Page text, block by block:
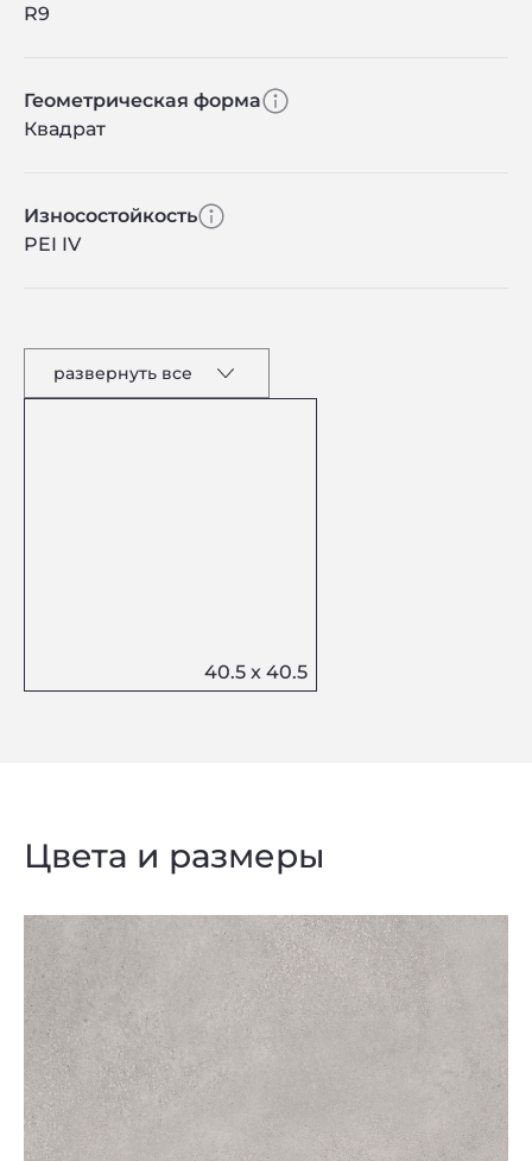
R9
Геометрическая форма
Квадрат
Износостойкость
PEI IV
развернуть все
Цвета и размеры